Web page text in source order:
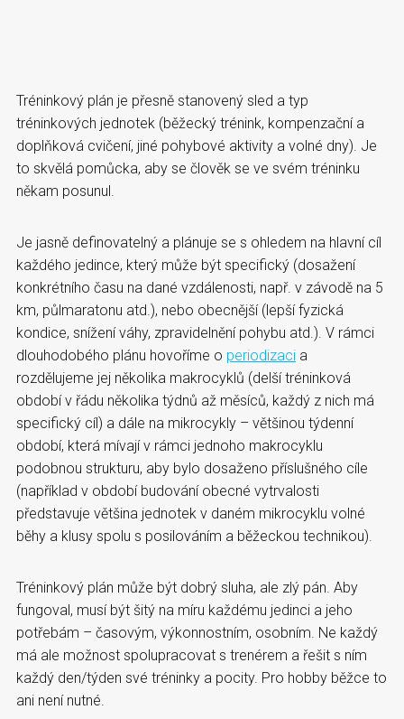
Tréninkový plán je přesně stanovený sled a typ
tréninkových jednotek (běžecký trénink, kompenzační a
doplňková cvičení, jiné pohybové aktivity a volné dny). Je
to skvělá pomůcka, aby se člověk se ve svém tréninku
někam posunul.
Je jasně definovatelný a plánuje se s ohledem na hlavní cíl
každého jedince, který může být specifický (dosažení
konkrétního času na dané vzdálenosti, např. v závodě na 5
km, půlmaratonu atd.), nebo obecnější (lepší fyzická
kondice, snížení váhy, zpravidelnění pohybu atd.). V rámci
dlouhodobého plánu hovoříme o periodizaci a
rozdělujeme jej několika makrocyklů (delší tréninková
období v řádu několika týdnů až měsíců, každý z nich má
specifický cíl) a dále na mikrocykly – většinou týdenní
období, která mívají v rámci jednoho makrocyklu
podobnou strukturu, aby bylo dosaženo příslušného cíle
(například v období budování obecné vytrvalosti
představuje většina jednotek v daném mikrocyklu volné
běhy a klusy spolu s posilováním a běžeckou technikou).
Tréninkový plán může být dobrý sluha, ale zlý pán. Aby
fungoval, musí být šitý na míru každému jedinci a jeho
potřebám – časovým, výkonnostním, osobním. Ne každý
má ale možnost spolupracovat s trenérem a řešit s ním
každý den/týden své tréninky a pocity. Pro hobby běžce to
ani není nutné.